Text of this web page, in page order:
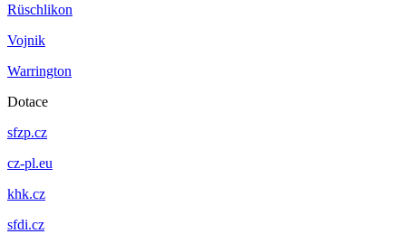
Rüschlikon
Vojnik
Warrington
Dotace
sfzp.cz
cz-pl.eu
khk.cz
sfdi.cz